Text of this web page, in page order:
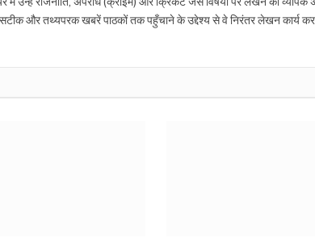
और तथ्यपरक खबरें पाठकों तक पहुँचाने के उद्देश्य से वे निरंतर लेखन कार्य